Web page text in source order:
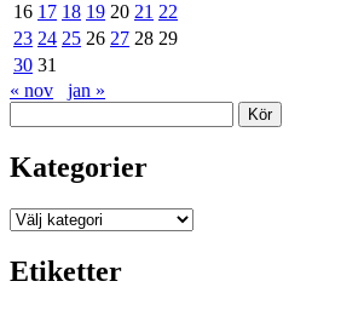
16 17 18 19 20 21 22
23 24 25 26 27 28 29
30 31
« nov
jan »
Kategorier
Kategorier
Etiketter